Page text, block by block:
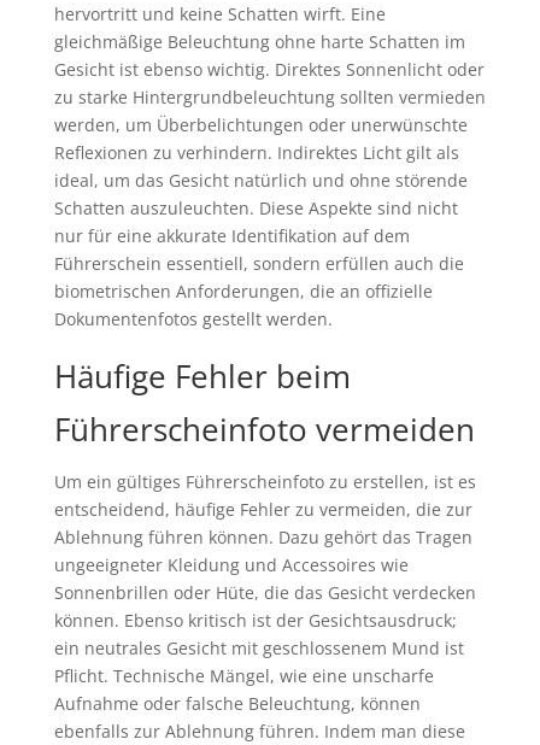
hervortritt und keine Schatten wirft. Eine
gleichmäßige Beleuchtung ohne harte Schatten im
Gesicht ist ebenso wichtig. Direktes Sonnenlicht oder
zu starke Hintergrundbeleuchtung sollten vermieden
werden, um Überbelichtungen oder unerwünschte
Reflexionen zu verhindern. Indirektes Licht gilt als
ideal, um das Gesicht natürlich und ohne störende
Schatten auszuleuchten. Diese Aspekte sind nicht
nur für eine akkurate Identifikation auf dem
Führerschein essentiell, sondern erfüllen auch die
biometrischen Anforderungen, die an offizielle
Dokumentenfotos gestellt werden.
Häufige Fehler beim
Führerscheinfoto vermeiden
Um ein gültiges Führerscheinfoto zu erstellen, ist es
entscheidend, häufige Fehler zu vermeiden, die zur
Ablehnung führen können. Dazu gehört das Tragen
ungeeigneter Kleidung und Accessoires wie
Sonnenbrillen oder Hüte, die das Gesicht verdecken
können. Ebenso kritisch ist der Gesichtsausdruck;
ein neutrales Gesicht mit geschlossenem Mund ist
Pflicht. Technische Mängel, wie eine unscharfe
Aufnahme oder falsche Beleuchtung, können
ebenfalls zur Ablehnung führen. Indem man diese